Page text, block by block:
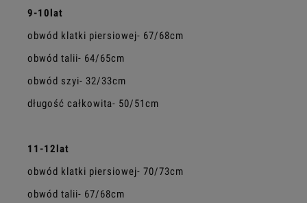
9-10lat
obwód klatki piersiowej- 67/68cm
obwód talii- 64/65cm
obwód szyi- 32/33cm
długość całkowita- 50/51cm
11-12lat
obwód klatki piersiowej- 70/73cm
obwód talii- 67/68cm